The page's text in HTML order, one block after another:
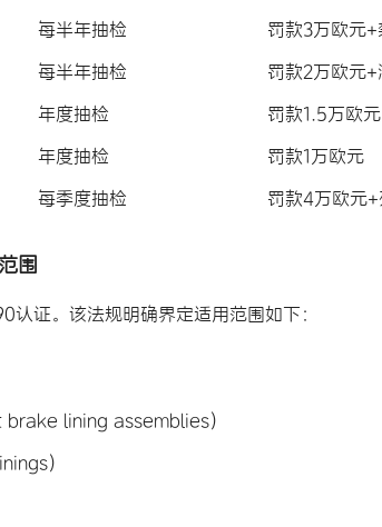
每半年抽检
罚款3万欧元+
每半年抽检
罚款2万欧元
年度抽检
罚款1.5万欧元
年度抽检
罚款1万欧元
每季度抽检 罚款4万欧元
围
证。该法规明确界定适用范围如下：
lining assemblies）
）